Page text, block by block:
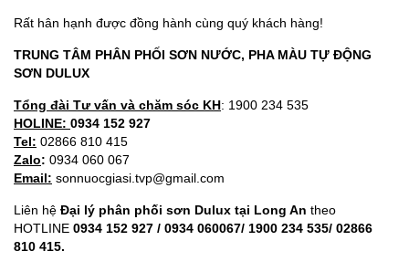
Rất hân hạnh được đồng hành cùng quý khách hàng!
TRUNG TÂM PHÂN PHỐI SƠN NƯỚC, PHA MÀU TỰ ĐỘNG
SƠN DULUX
Tổng đài Tư vấn và chăm sóc KH: 1900 234 535
HOLINE: 0934 152 927
Tel: 02866 810 415
Zalo: 0934 060 067
Email: sonnuocgiasi.tvp@gmail.com
Liên hệ Đại lý phân phối sơn Dulux tại Long An theo
HOTLINE 0934 152 927 / 0934 060067/ 1900 234 535/ 02866
810 415.​